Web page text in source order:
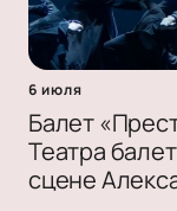
6 июля
Балет
Театра
сцене